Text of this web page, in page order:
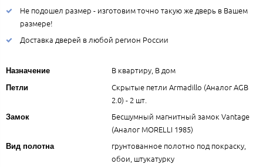
Не подошел размер - изготовим точно такую же дверь в Вашем
размере!
Доставка дверей в любой регион России
Назначение В квартиру, В дом
Петли
Скрытые петли Armadillo (Аналог AGB
2.0) - 2 шт.
Замок
Бесшумный магнитный замок Vantage
(Аналог MORELLI 1985)
Вид полотна
грунтованное полотно под покраску,
обои, штукатурку